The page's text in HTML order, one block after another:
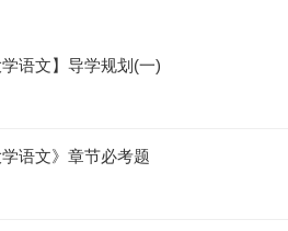
语文】导学规划(一)
语文》章节必考题